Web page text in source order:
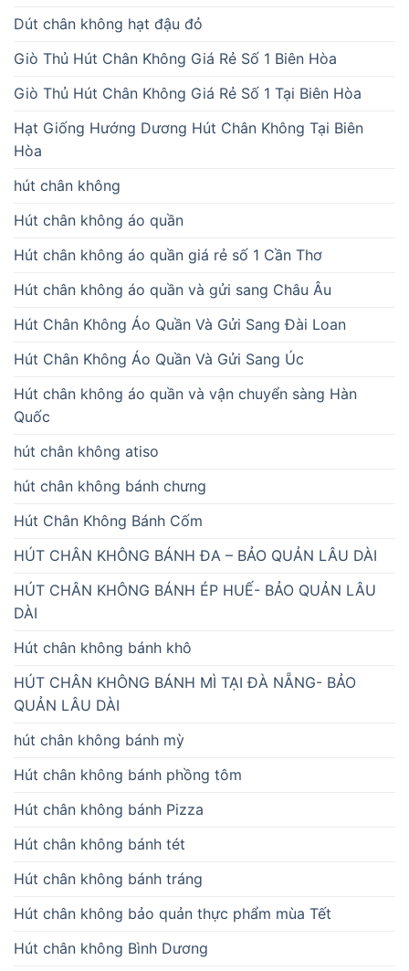
Dút chân không hạt đậu đỏ
Giò Thủ Hút Chân Không Giá Rẻ Số 1 Biên Hòa
Giò Thủ Hút Chân Không Giá Rẻ Số 1 Tại Biên Hòa
Hạt Giống Hướng Dương Hút Chân Không Tại Biên
Hòa
hút chân không
Hút chân không áo quần
Hút chân không áo quần giá rẻ số 1 Cần Thơ
Hút chân không áo quần và gửi sang Châu Âu
Hút Chân Không Áo Quần Và Gửi Sang Đài Loan
Hút Chân Không Áo Quần Và Gửi Sang Úc
Hút chân không áo quần và vận chuyển sàng Hàn
Quốc
hút chân không atiso
hút chân không bánh chưng
Hút Chân Không Bánh Cốm
HÚT CHÂN KHÔNG BÁNH ĐA – BẢO QUẢN LÂU DÀI
HÚT CHÂN KHÔNG BÁNH ÉP HUẾ- BẢO QUẢN LÂU
DÀI
Hút chân không bánh khô
HÚT CHÂN KHÔNG BÁNH MÌ TẠI ĐÀ NẴNG- BẢO
QUẢN LÂU DÀI
hút chân không bánh mỳ
Hút chân không bánh phồng tôm
Hút chân không bánh Pizza
Hút chân không bánh tét
Hút chân không bánh tráng
Hút chân không bảo quản thực phẩm mùa Tết
Hút chân không Bình Dương